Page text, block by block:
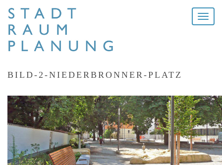
Toggle
BILD-2-NIEDERBRONNER-PLATZ